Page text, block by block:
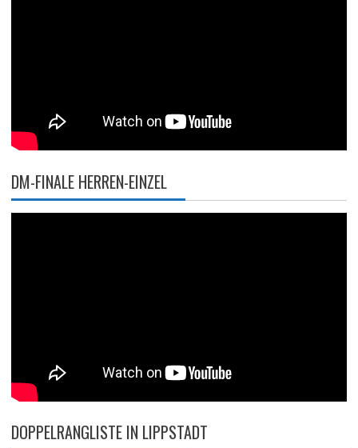
DM-FINALE HERREN-EINZEL
DOPPELRANGLISTE IN LIPPSTADT